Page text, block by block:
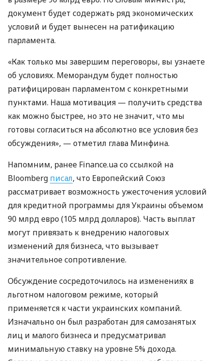
документ будет содержать ряд экономических
условий и будет вынесен на ратификацию
парламента.
«Как только мы завершим переговоры, вы узнаете
об условиях. Меморандум будет полностью
ратифицирован парламентом с конкретными
пунктами. Наша мотивация — получить средства
как можно быстрее, но это не значит, что мы
готовы согласиться на абсолютно все условия без
обсуждения», — отметил глава Минфина.
Напомним, ранее Finance.ua со ссылкой на
Bloomberg писал, что Европейский Союз
рассматривает возможность ужесточения условий
для кредитной программы для Украины объемом
90 млрд евро (105 млрд долларов). Часть выплат
могут привязать к внедрению налоговых
изменений для бизнеса, что вызывает
значительное сопротивление.
Обсуждение сосредоточилось на изменениях в
льготном налоговом режиме, который
применяется к части украинских компаний.
Изначально он был разработан для самозанятых
лиц и малого бизнеса и предусматривал
минимальную ставку на уровне 5% дохода.